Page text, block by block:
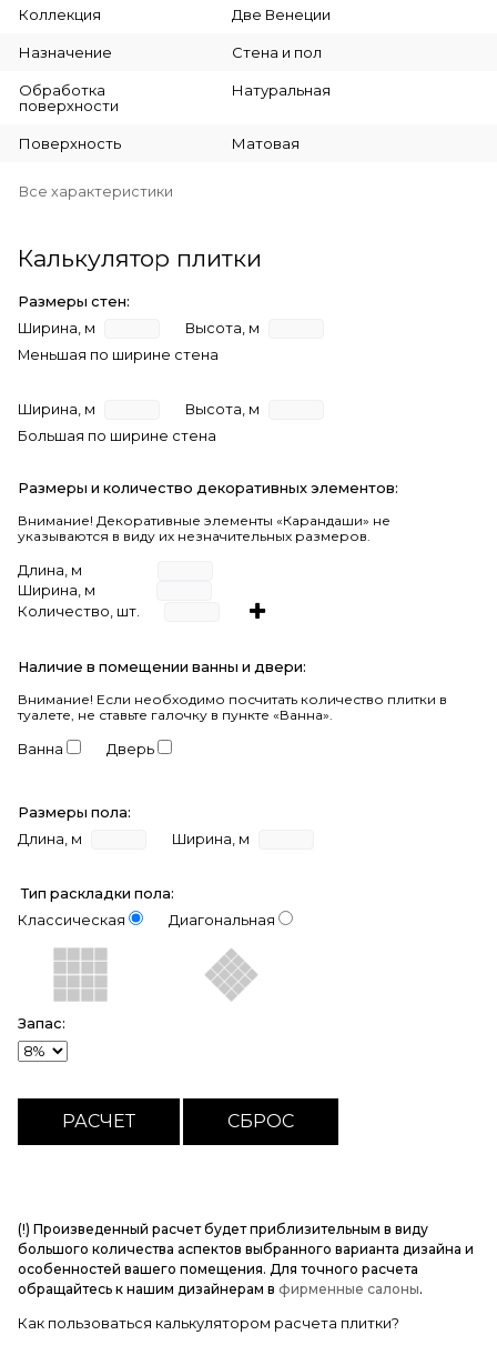
Коллекция Две Венеции
Назначение Стена и пол
Обработка
поверхности
Натуральная
Поверхность Матовая
Все характеристики
Калькулятор плитки
Размеры стен:
Ширина, м
Высота, м
Меньшая по ширине стена
Ширина, м
Высота, м
Большая по ширине стена
Размеры и количество декоративных элементов:
Внимание! Декоративные элементы «Карандаши» не
указываются в виду их незначительных размеров.
Длина, м
Ширина, м
Количество, шт.
Наличие в помещении ванны и двери:
Внимание! Если необходимо посчитать количество плитки в
туалете, не ставьте галочку в пункте «Ванна».
Ванна Дверь
Размеры пола:
Длина, м
Ширина, м
Тип раскладки пола:
Классическая
Диагональная
Запас:
(!) Произведенный расчет будет приблизительным в виду
большого количества аспектов выбранного варианта дизайна и
особенностей вашего помещения. Для точного расчета
обращайтесь к нашим дизайнерам в фирменные салоны.
Как пользоваться калькулятором расчета плитки?